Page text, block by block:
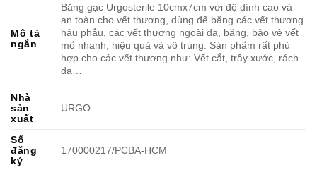
Mô tả
ngắn
Băng gạc Urgosterile 10cmx7cm với độ dính cao và
an toàn cho vết thương, dùng để băng các vết thương
hậu phẫu, các vết thương ngoài da, băng, bảo vệ vết
mổ nhanh, hiệu quả và vô trùng. Sản phẩm rất phù
hợp cho các vết thương như: Vết cắt, trầy xước, rách
da…
Nhà
sản
xuất
URGO
Số
đăng
ký
170000217/PCBA-HCM